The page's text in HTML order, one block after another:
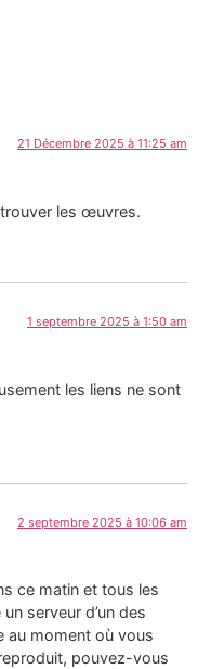
21 Décembre 2025 à 11:25 am
les œuvres.
1 septembre 2025 à 1:50 am
les liens ne sont
2 septembre 2025 à 10:06 am
ce matin et tous les
serveur d’un des
au moment où vous
pouvez-vous